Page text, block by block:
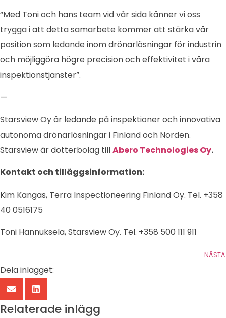
“Med Toni och hans team vid vår sida känner vi oss
trygga i att detta samarbete kommer att stärka vår
position som ledande inom drönarlösningar för industrin
och möjliggöra högre precision och effektivitet i våra
inspektionstjänster”.
—
Starsview Oy är ledande på inspektioner och innovativa
autonoma drönarlösningar i Finland och Norden.
Starsview är dotterbolag tillAbero Technologies Oy.
Kontakt och tilläggsinformation:
Kim Kangas, Terra Inspectioneering Finland Oy. Tel. +358
40 0516175
Toni Hannuksela, Starsview Oy. Tel. +358 500 111 911
NÄSTA
Dela inlägget:
Relaterade inlägg